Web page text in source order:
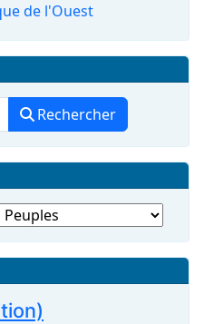
de l'Ouest
Rechercher